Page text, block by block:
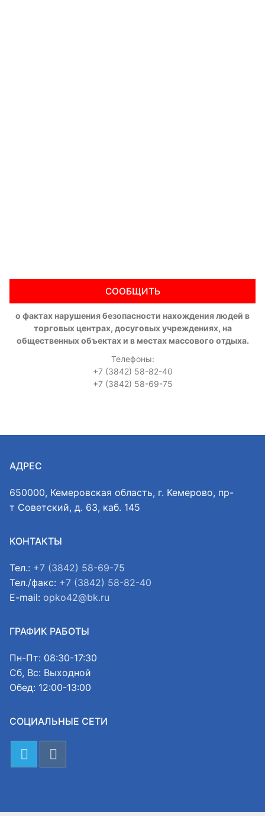
СООБЩИТЬ
о фактах нарушения безопасности нахождения людей в
торговых центрах, досуговых учреждениях, на
общественных объектах и в местах массового отдыха.
Телефоны:
+7 (3842) 58-82-40
+7 (3842) 58-69-75
АДРЕС
650000, Кемеровская область, г. Кемерово, пр-
т Советский, д. 63, каб. 145
КОНТАКТЫ
Тел.: +7 (3842) 58-69-75
Тел./факс: +7 (3842) 58-82-40
E-mail: opko42@bk.ru
ГРАФИК РАБОТЫ
Пн-Пт: 08:30-17:30
Сб, Вс: Выходной
Обед: 12:00-13:00
СОЦИАЛЬНЫЕ СЕТИ